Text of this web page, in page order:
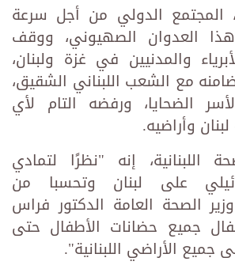
المجتمع الدولي من أجل سرعة
هذا العدوان الصهيوني، ووقف
والمدنيين في غزة ولبنان،
مع الشعب اللبناني الشقيق،
الضحايا، ورفضه التام لأي
وأراضيه.
اللبنانية، إنه "نظرًا لتمادي
على لبنان وتحسبا من
الصحة العامة الدكتور فراس
جميع حضانات الأطفال حتى
جميع الأراضي اللبنانية".